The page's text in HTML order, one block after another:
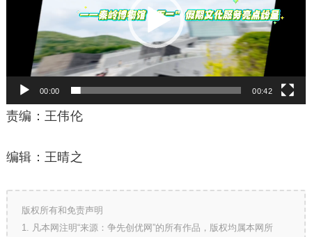
00:00 00:42
责编：王伟伦
编辑：王晴之
版权所有和免责声明
1. 凡本网注明“来源：争先创优网”的所有作品，版权均属本网所